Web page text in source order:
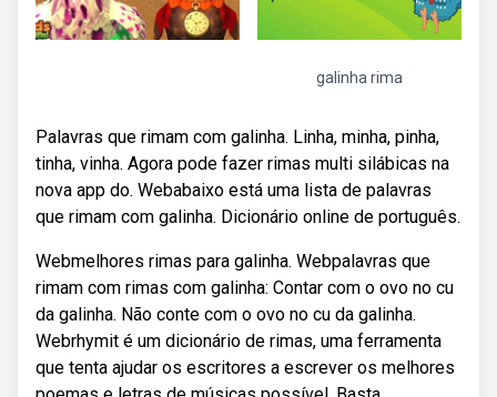
galinha rima
Palavras que rimam com galinha. Linha, minha, pinha,
tinha, vinha. Agora pode fazer rimas multi silábicas na
nova app do. Webabaixo está uma lista de palavras
que rimam com galinha. Dicionário online de português.
Webmelhores rimas para galinha. Webpalavras que
rimam com rimas com galinha: Contar com o ovo no cu
da galinha. Não conte com o ovo no cu da galinha.
Webrhymit é um dicionário de rimas, uma ferramenta
que tenta ajudar os escritores a escrever os melhores